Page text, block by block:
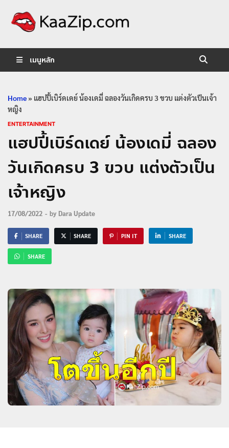
เมนูหลัก
Home» แฮปปี้เบิร์ดเดย์ น้องเดมี่ ฉลองวันเกิดครบ 3 ขวบ แต่งตัวเป็นเจ้า
หญิง
ENTERTAINMENT
แฮปปี้เบิร์ดเดย์ น้องเดมี่ ฉลอง
วันเกิดครบ 3 ขวบ แต่งตัวเป็น
เจ้าหญิง
17/08/2022 - by Dara Update
SHARE SHARE PIN IT SHARE
SHARE